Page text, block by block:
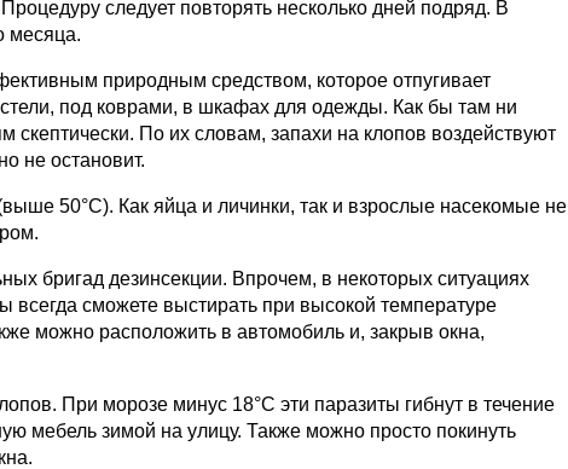
следует повторять несколько дней подряд. В
месяца.
природным средством, которое отпугивает
под коврами, в шкафах для одежды. Как бы там ни
скептически. По их словам, запахи на клопов воздействуют
не остановит.
50°С). Как яйца и личинки, так и взрослые насекомые не
бригад дезинсекции. Впрочем, в некоторых ситуациях
всегда сможете выстирать при высокой температуре
можно расположить в автомобиль и, закрыв окна,
При морозе минус 18°С эти паразиты гибнут в течение
мебель зимой на улицу. Также можно просто покинуть